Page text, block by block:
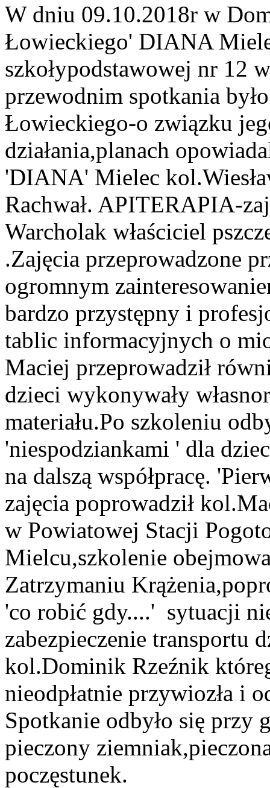
W dniu 09.10.2018r w
Łowieckiego' DIANA
szkołypodstawowej nr 12
przewodnim spotkania
Łowieckiego-o związku
działania,planach
'DIANA' Mielec
Rachwał. APITERAPIA-
Warcholak właściciel
.Zajęcia przeprowadzone
ogromnym
bardzo przystępny i
tablic informacyjnych o
Maciej przeprowadził
dzieci wykonywały
materiału.Po szkoleniu
'niespodziankami ' dla
na dalszą współpracę.
zajęcia poprowadził
w Powiatowej Stacji
Mielcu,szkolenie
Zatrzymaniu
'co robić gdy....' sytuacji
zabezpieczenie transportu
kol.Dominik Rzeźnik
nieodpłatnie przywiozła i
Spotkanie odbyło się
pieczony
poczęstunek.